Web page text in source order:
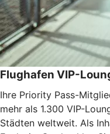
Flughafen VIP-
Ihre Priority Pass-
mehr als 1.300 VIP-
Städten weltweit. Als